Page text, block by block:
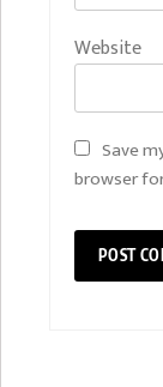
Website
Save
browser